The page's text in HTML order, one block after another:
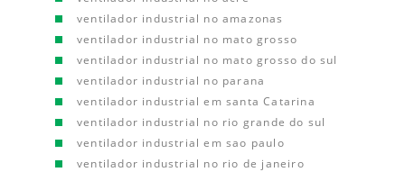
ventilador industrial no amazonas
ventilador industrial no mato grosso
ventilador industrial no mato grosso do sul
ventilador industrial no parana
ventilador industrial em santa Catarina
ventilador industrial no rio grande do sul
ventilador industrial em sao paulo
ventilador industrial no rio de janeiro